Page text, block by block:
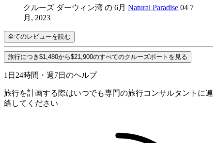
クルーズ ダーウィン湾 の 6月 Natural Paradise 04 7
月, 2023
全てのレビューを読む
旅行につき$1,480から$21,900のすべてのクルーズボートを見る
1日24時間・週7日のヘルプ
旅行を計画する際はいつでも専門の旅行コンサルタントに連
絡してください